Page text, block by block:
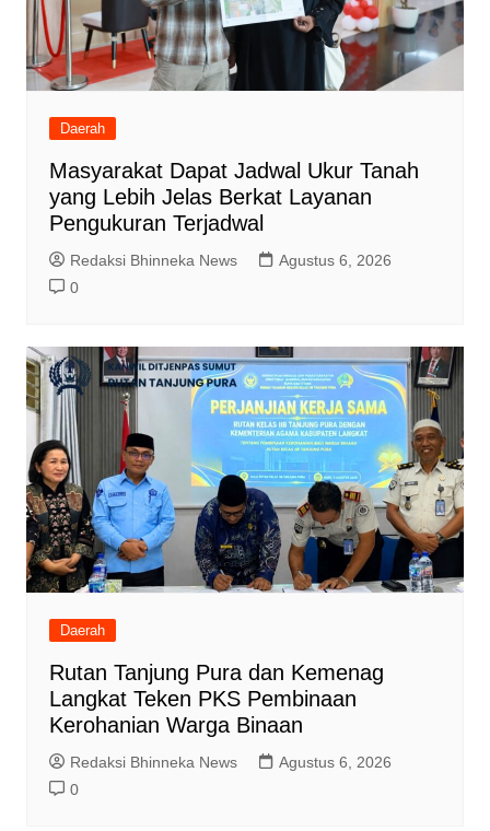
Daerah
Masyarakat Dapat Jadwal Ukur Tanah
yang Lebih Jelas Berkat Layanan
Pengukuran Terjadwal
Redaksi Bhinneka News
Agustus 6, 2026
0
Daerah
Rutan Tanjung Pura dan Kemenag
Langkat Teken PKS Pembinaan
Kerohanian Warga Binaan
Redaksi Bhinneka News
Agustus 6, 2026
0